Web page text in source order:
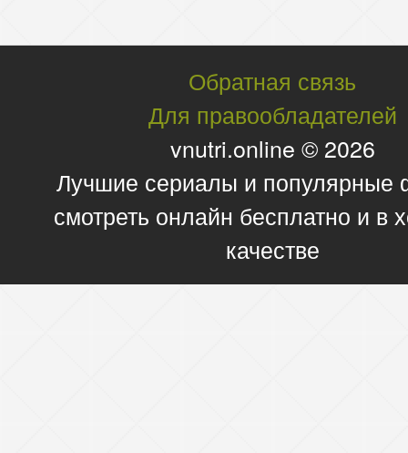
Обратная связь
Для правообладателей
vnutri.online © 2026
Лучшие сериалы и
смотреть онлайн бесплатно и в
качестве